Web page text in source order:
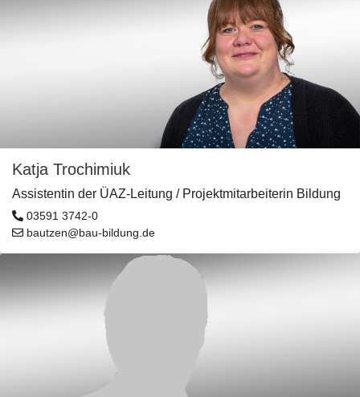
Katja Trochimiuk
Assistentin der ÜAZ-Leitung / Projektmitarbeiterin Bildung
03591 3742-0
bautzen@bau-bildung.de